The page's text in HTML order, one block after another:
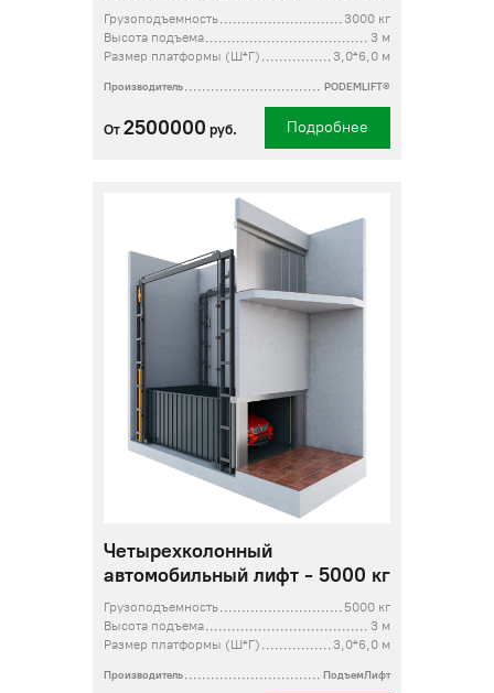
Грузоподъемность
3000 кг
Высота подъема
3 м
Размер платформы (Ш*Г)
3,0*6,0 м
Производитель PODEMLIFT®
От 2500000 руб. Подробнее
Четырехколонный
автомобильный лифт - 5000 кг
Грузоподъемность
5000 кг
Высота подъема
3 м
Размер платформы (Ш*Г)
3,0*6,0 м
Производитель ПодъемЛифт